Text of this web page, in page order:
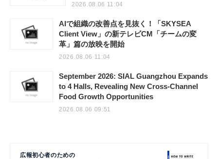
2026.08.06 11:04
AIで組織の改善点を見抜く！「SKYSEA
Client View」の新テレビCM「チームの変
革」篇の放映を開始
2026.08.06 11:04
September 2026: SIAL Guangzhou Expands
to 4 Halls, Revealing New Cross-Channel
Food Growth Opportunities
2026.08.06 09:51
広報初心者のための